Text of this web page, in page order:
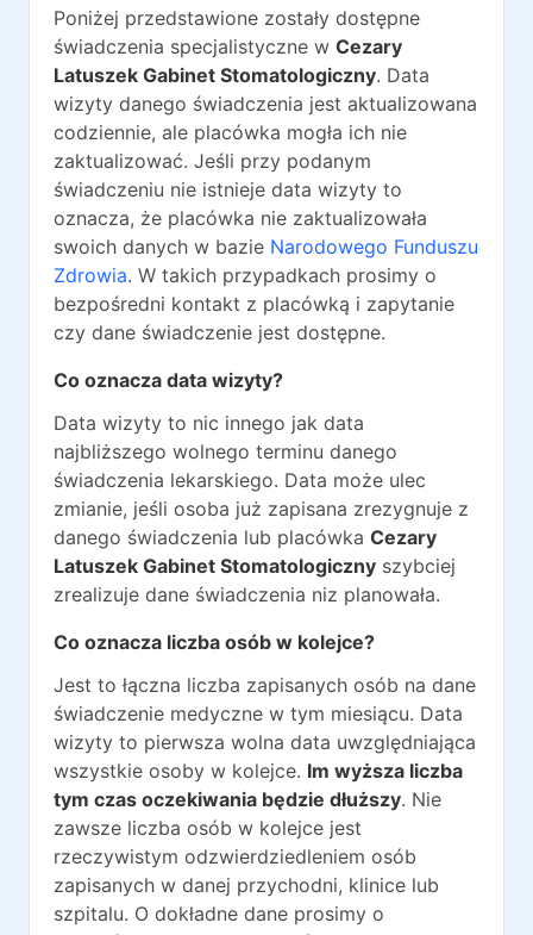
Poniżej przedstawione zostały dostępne
świadczenia specjalistyczne w Cezary
Latuszek Gabinet Stomatologiczny. Data
wizyty danego świadczenia jest aktualizowana
codziennie, ale placówka mogła ich nie
zaktualizować. Jeśli przy podanym
świadczeniu nie istnieje data wizyty to
oznacza, że placówka nie zaktualizowała
swoich danych w bazie Narodowego Funduszu
Zdrowia. W takich przypadkach prosimy o
bezpośredni kontakt z placówką i zapytanie
czy dane świadczenie jest dostępne.
Co oznacza data wizyty?
Data wizyty to nic innego jak data
najbliższego wolnego terminu danego
świadczenia lekarskiego. Data może ulec
zmianie, jeśli osoba już zapisana zrezygnuje z
danego świadczenia lub placówka Cezary
Latuszek Gabinet Stomatologiczny szybciej
zrealizuje dane świadczenia niz planowała.
Co oznacza liczba osób w kolejce?
Jest to łączna liczba zapisanych osób na dane
świadczenie medyczne w tym miesiącu. Data
wizyty to pierwsza wolna data uwzględniająca
wszystkie osoby w kolejce. Im wyższa liczba
tym czas oczekiwania będzie dłuższy. Nie
zawsze liczba osób w kolejce jest
rzeczywistym odzwierdziedleniem osób
zapisanych w danej przychodni, klinice lub
szpitalu. O dokładne dane prosimy o